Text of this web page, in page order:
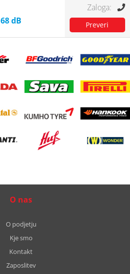
68
O nas
O podjetju
Kje smo
Kontakt
Zaposlitev